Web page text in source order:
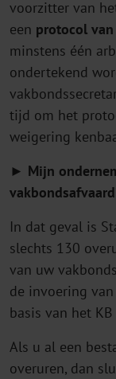
voorzitter van
een protocol
minstens één
ondertekend
tijd om het
weigering
► Mijn
In dat geval is
slechts 130
van uw
de invoering
basis van het
Als u al een
overuren, dan